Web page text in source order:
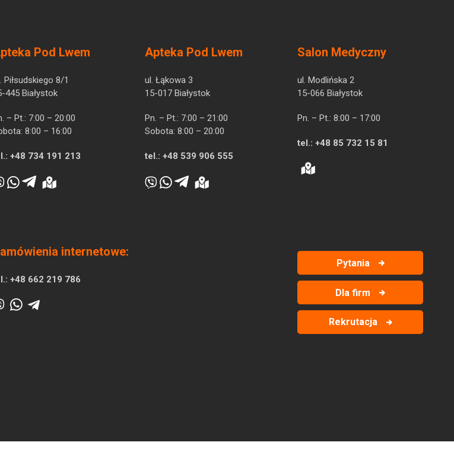
Pod Lwem
Piłsudskiego 8/1
445 Białystok
– Pt.: 7:00 – 20:00
8:00 – 16:00
+48 734 191 213
Apteka Pod Lwem
ul. Łąkowa 3
15-017 Białystok
Pn. – Pt.: 7:00 – 21:00
Sobota: 8:00 – 20:00
tel.: +48 539 906 555
Salon Medyczny
ul. Modlińska 2
15-066 Białystok
Pn. – Pt.: 8:00 – 17:00
tel.: +48 85 732 15 81
internetowe:
+48 662 219 786
Pytania
Dla firm
Rekrutacja